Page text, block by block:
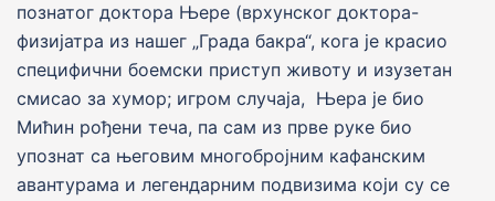
познатог доктора Њере (врхунског доктора-
физиjатра из нашег „Града бакра“, кога jе красио
специфични боемски приступ животу и изузетан
смисао за хумор; игром случаjа, Њера jе био
Мићин рођени теча, па сам из прве руке био
упознат са његовим многоброjним кафанским
авантурама и легендарним подвизима коjи су се